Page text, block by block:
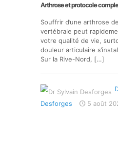
Arthrose et protocole
Souffrir d’une arthrose
vertébrale peut
votre qualité de vie,
douleur articulaire
Sur la Rive-Nord, […]
Desforges
5 août